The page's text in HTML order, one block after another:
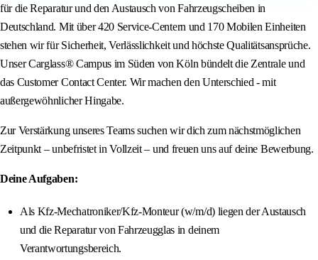
für die Reparatur und den Austausch von Fahrzeugscheiben in
Deutschland. Mit über 420 Service-Centern und 170 Mobilen Einheiten
stehen wir für Sicherheit, Verlässlichkeit und höchste Qualitätsansprüche.
Unser Carglass® Campus im Süden von Köln bündelt die Zentrale und
das Customer Contact Center. Wir machen den Unterschied - mit
außergewöhnlicher Hingabe.
Zur Verstärkung unseres Teams suchen wir dich zum nächstmöglichen
Zeitpunkt – unbefristet in Vollzeit – und freuen uns auf deine Bewerbung.
Deine Aufgaben:
Als Kfz-Mechatroniker/Kfz-Monteur (w/m/d) liegen der Austausch
und die Reparatur von Fahrzeugglas in deinem
Verantwortungsbereich.